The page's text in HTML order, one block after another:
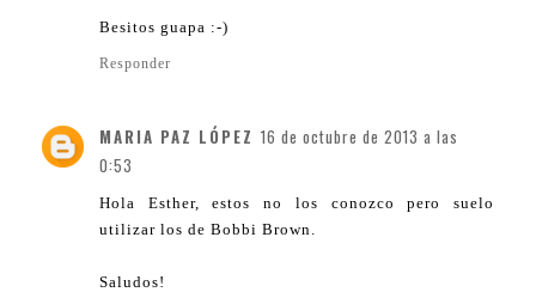
Besitos guapa :-)
Responder
MARIA PAZ LÓPEZ 16 de octubre de 2013 a las
0:53
Hola Esther, estos no los conozco pero suelo
utilizar los de Bobbi Brown.
Saludos!